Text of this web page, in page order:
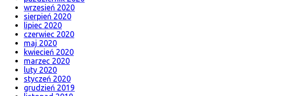
wrzesień 2020
sierpień 2020
lipiec 2020
czerwiec 2020
maj 2020
kwiecień 2020
marzec 2020
luty 2020
styczeń 2020
grudzień 2019